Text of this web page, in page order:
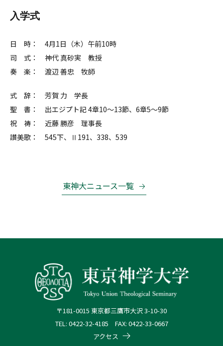
入学式
日 時： 4月1日（木）午前10時
司 式： 神代 真砂実 教授
奏 楽： 渡辺 善忠 牧師
式 辞： 芳賀 力 学長
聖 書： 出エジプト記 4章10～13節、6章5～9節
祝 祷： 近藤 勝彦 理事長
讃美歌： 545下、Ⅱ191、338、539
東神大ニュース一覧
〒181-0015 東京都三鷹市大沢 3-10-30
TEL: 0422-32-4185 FAX: 0422-33-0667
アクセス